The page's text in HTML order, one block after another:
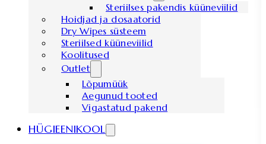
Steriilses pakendis küüneviilid
Hoidjad ja dosaatorid
Dry Wipes süsteem
Steriilsed küüneviilid
Koolitused
Outlet
Lõpumüük
Aegunud tooted
Vigastatud pakend
HÜGIEENIKOOL